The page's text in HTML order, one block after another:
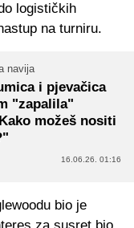
logističkih
na turniru.
navija
i pjevačica
"zapalila"
možeš nositi
16.06.26. 01:16
bio je